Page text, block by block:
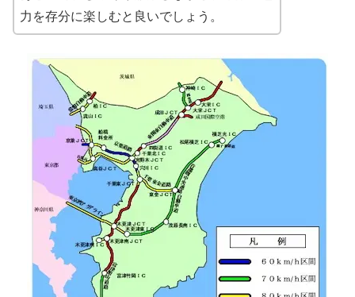
力を存分に楽しむと良いでしょう。